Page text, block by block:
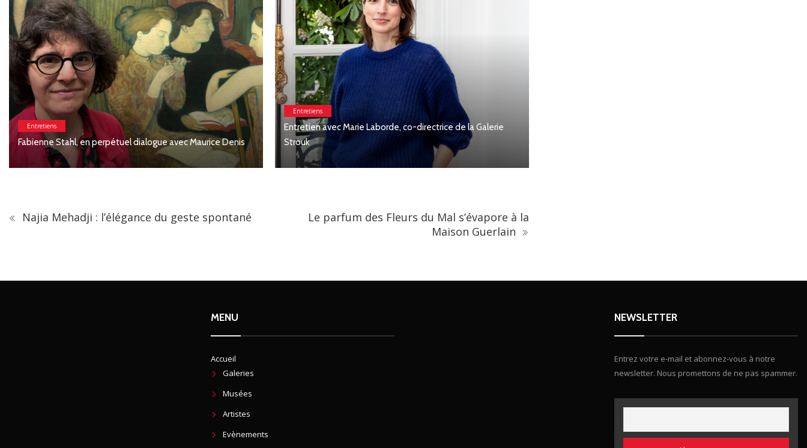
Entretiens
Entretien avec Marie Laborde, co-directrice de la Galerie
Strouk
Entretiens
Entretien avec Séverine de Volkovitch co-directrice de la
Galerie Backslash
Najia Mehadji : l’élégance du geste spontané
Le parfum des Fleurs du Mal s’évapore à la
Maison Guerlain
MENU
Accueil
Galeries
Musées
Artistes
Evènements
NEWSLETTER
Entrez votre e-mail et abonnez-vous à notre
newsletter. Nous promettons de ne pas spammer.